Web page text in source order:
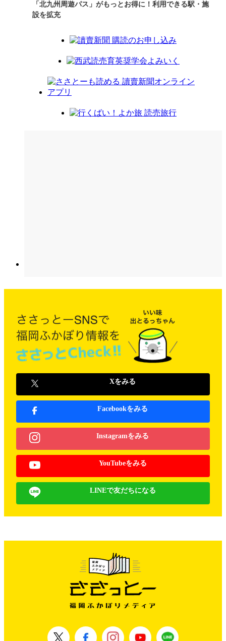
「北九州周遊パス」がもっとお得に！利用できる駅・施
設を拡充
Xをみる
Facebookをみる
Instagramをみる
YouTubeをみる
LINEで友だちになる